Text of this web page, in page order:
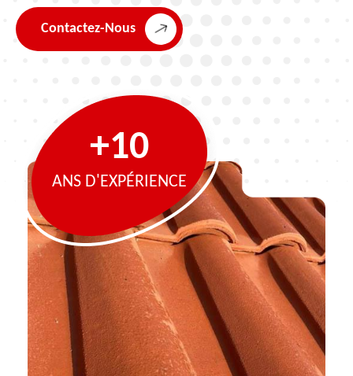
Contactez-Nous
+10
ANS D'EXPÉRIENCE